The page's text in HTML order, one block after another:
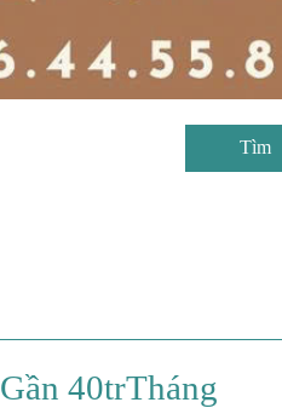
40trTháng